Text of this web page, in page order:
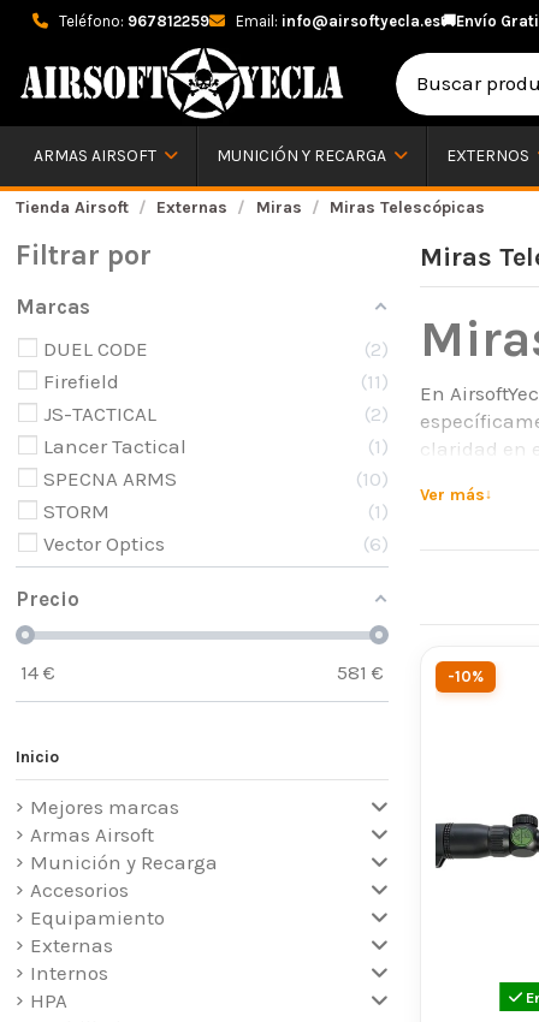
Teléfono: 967812259 Email: info@airsoftyecla.es🚚Envío
ARMAS AIRSOFT MUNICIÓN Y RECARGA EXTERNOS
Tienda Airsoft Externas Miras Miras Telescópicas
Miras
En
claridad en
Nuestras
claridad
3x hasta 9x
resistencia
Miras
Miras
Miras
Ver más
-10%
Filtrar por
Marcas
DUEL CODE
2
Firefield
11
JS-TACTICAL
2
Lancer Tactical
1
SPECNA ARMS
10
STORM
1
Vector Optics
6
Precio
14€ 581 €
Inicio
Mejores marcas
Armas Airsoft
Munición y Recarga
Accesorios
Equipamiento
Externas
Internos
HPA